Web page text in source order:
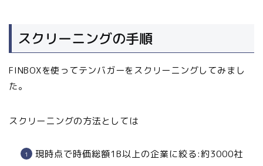
スクリーニングの手順
FINBOXを使ってテンバガーをスクリーニングしてみまし
た。
スクリーニングの方法としては
現時点で時価総額1B以上の企業に絞る:約3000社